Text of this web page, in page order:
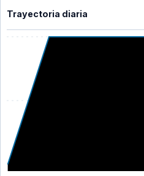
Trayectoria diaria